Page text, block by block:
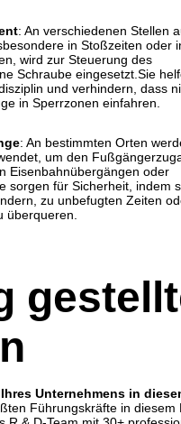
: An verschiedenen Stellen
in Stoßzeiten oder
wird zur Steuerung des
Schraube eingesetzt.Sie
und verhindern, dass
in Sperrzonen einfahren.
: An bestimmten Orten
um den
Eisenbahnübergängen oder
sorgen für Sicherheit, indem
zu unbefugten Zeiten
überqueren.
Unternehmens in
Führungskräfte in diesem